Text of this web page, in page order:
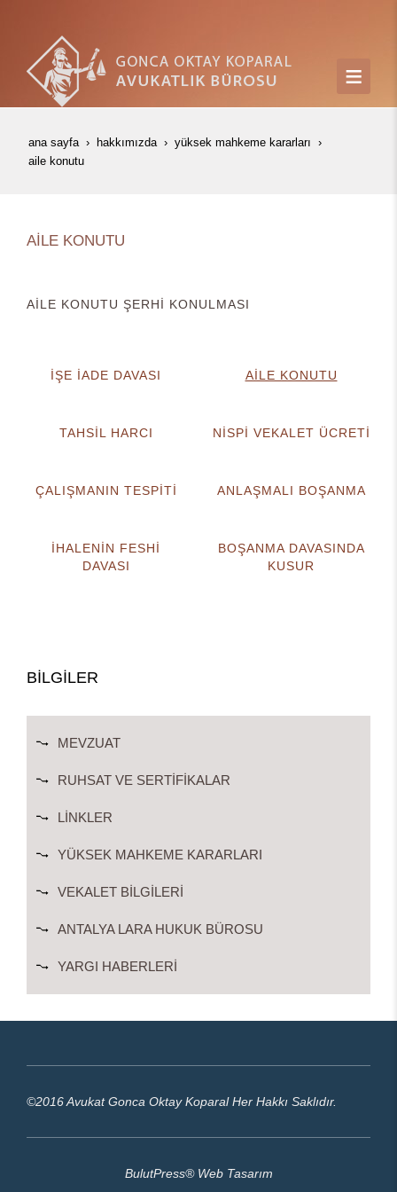
ana sayfa hakkımızda
yüksek mahkeme kararları
ai̇le konutu
AİLE KONUTU
AİLE KONUTU ŞERHİ KONULMASI
İŞE İADE DAVASI AİLE KONUTU
TAHSİL HARCI NİSPİ VEKALET ÜCRETİ
ÇALIŞMANIN TESPİTİ ANLAŞMALI BOŞANMA
İHALENİN FESHİ
DAVASI
BOŞANMA DAVASINDA
KUSUR
BİLGİLER
MEVZUAT
RUHSAT VE SERTIFIKALAR
LINKLER
YÜKSEK MAHKEME KARARLARI
VEKALET BILGILERI
ANTALYA LARA HUKUK BÜROSU
YARGI HABERLERI
©2016 Avukat Gonca Oktay Koparal Her Hakkı Saklıdır.
BulutPress® Web Tasarım